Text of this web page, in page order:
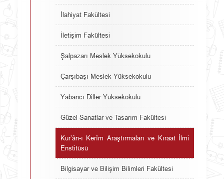
İlahiyat Fakültesi
İletişim Fakültesi
Şalpazarı Meslek Yüksekokulu
Çarşıbaşı Meslek Yüksekokulu
Yabancı Diller Yüksekokulu
Güzel Sanatlar ve Tasarım Fakültesi
Kur’ân-ı Kerîm Araştırmaları ve Kıraat İlmi
Enstitüsü
Bilgisayar ve Bilişim Bilimleri Fakültesi